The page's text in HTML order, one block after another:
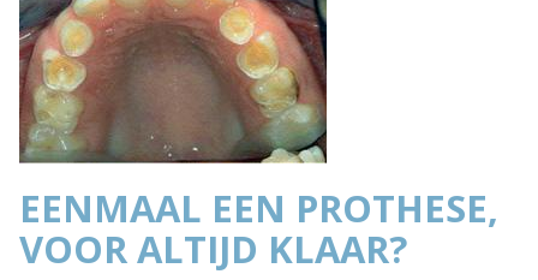
EENMAAL EEN PROTHESE,
VOOR ALTIJD KLAAR?